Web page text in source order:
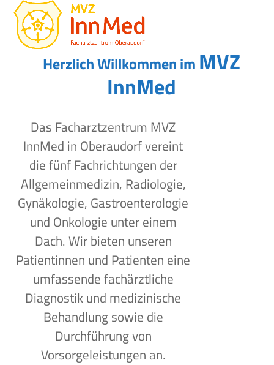
Skip
content
Open
mobile
menu
Close
mobile
menu
Herzlich Willkommen im MVZ
InnMed
Das Facharztzentrum MVZ
InnMed in Oberaudorf vereint
die fünf Fachrichtungen der
Allgemeinmedizin, Radiologie,
Gynäkologie, Gastroenterologie
und Onkologie unter einem
Dach. Wir bieten unseren
Patientinnen und Patienten eine
umfassende fachärztliche
Diagnostik und medizinische
Behandlung sowie die
Durchführung von
Vorsorgeleistungen an.